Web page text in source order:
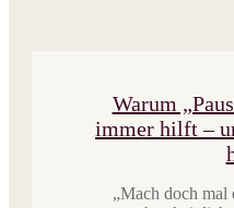
Warum
immer hilft –
​„Mach doch mal